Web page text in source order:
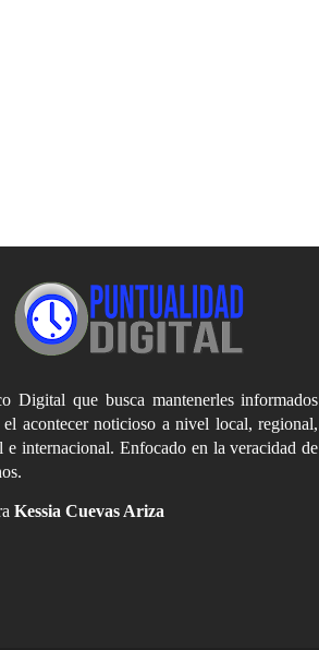
Digital que busca mantenerles informados
acontecer noticioso a nivel local, regional,
e internacional. Enfocado en la veracidad de
Kessia Cuevas Ariza